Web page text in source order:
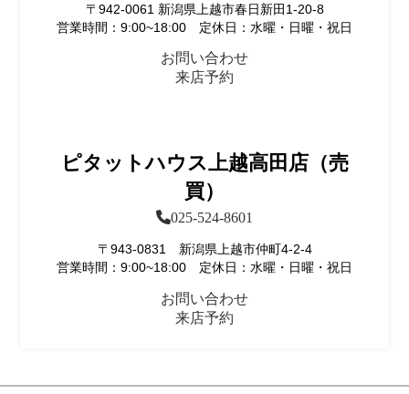
〒942-0061 新潟県上越市春日新田1-20-8
営業時間：9:00~18:00 定休日：水曜・日曜・祝日
お問い合わせ
来店予約
ピタットハウス上越高田店（売
買）
025-524-8601
〒943-0831 新潟県上越市仲町4-2-4
営業時間：9:00~18:00 定休日：水曜・日曜・祝日
お問い合わせ
来店予約